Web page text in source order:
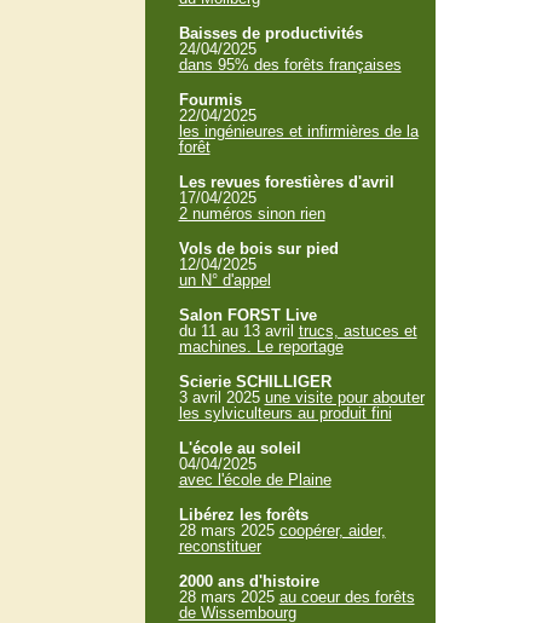
Baisses de productivités
24/04/2025
dans 95% des forêts françaises
Fourmis
22/04/2025
les ingénieures et infirmières de la
forêt
Les revues forestières d'avril
17/04/2025
2 numéros sinon rien
Vols de bois sur pied
12/04/2025
un N° d'appel
Salon FORST Live
du 11 au 13 avril trucs, astuces et
machines. Le reportage
Scierie SCHILLIGER
3 avril 2025 une visite pour abouter
les sylviculteurs au produit fini
L'école au soleil
04/04/2025
avec l'école de Plaine
Libérez les forêts
28 mars 2025 coopérer, aider,
reconstituer
2000 ans d'histoire
28 mars 2025 au coeur des forêts
de Wissembourg